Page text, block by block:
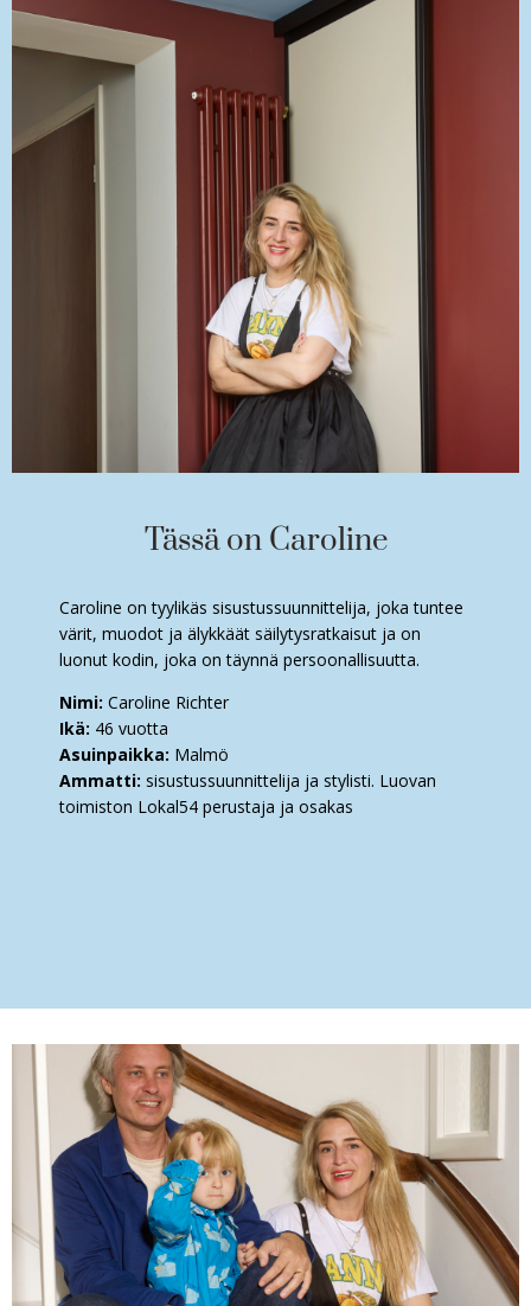
Tässä on Caroline
Caroline on tyylikäs sisustussuunnittelija, joka tuntee
värit, muodot ja älykkäät säilytysratkaisut ja on
luonut kodin, joka on täynnä persoonallisuutta.
Nimi: Caroline Richter
Ikä: 46 vuotta
Asuinpaikka: Malmö
Ammatti: sisustussuunnittelija ja stylisti. Luovan
toimiston Lokal54 perustaja ja osakas